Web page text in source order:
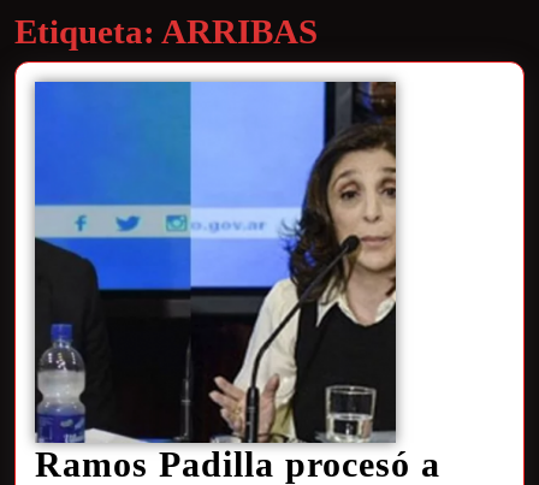
Etiqueta: ARRIBAS
Ramos Padilla procesó a